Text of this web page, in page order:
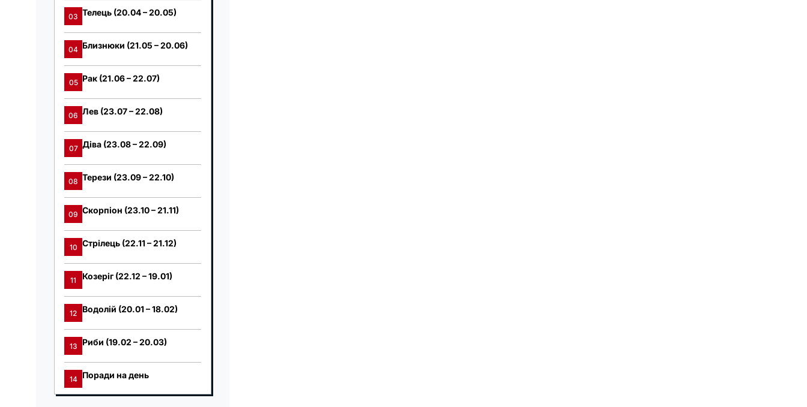
03 Телець (20.04 – 20.05)
04 Близнюки (21.05 – 20.06)
05 Рак (21.06 – 22.07)
06 Лев (23.07 – 22.08)
07 Діва (23.08 – 22.09)
08 Терези (23.09 – 22.10)
09 Скорпіон (23.10 – 21.11)
10 Стрілець (22.11 – 21.12)
11 Козеріг (22.12 – 19.01)
12 Водолій (20.01 – 18.02)
13 Риби (19.02 – 20.03)
14 Поради на день